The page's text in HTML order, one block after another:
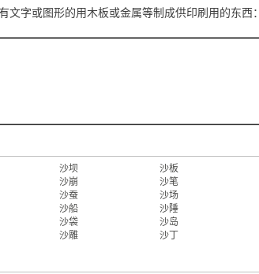
文字或图形的用木板或金属等制成供印刷用的东西
沙坝 沙板
沙崩 沙笔
沙蚕 沙场
沙船 沙陲
沙袋 沙岛
沙雕 沙丁